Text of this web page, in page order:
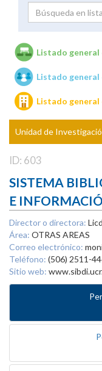
Unidades de
Listado
Listado
Listado general
Unidad de
ID: 603
SISTEMA
E
Director o directora:
Área: OTRAS AREAS
Correo electrónico:
Teléfono: (506) 2511-
Sitio web: